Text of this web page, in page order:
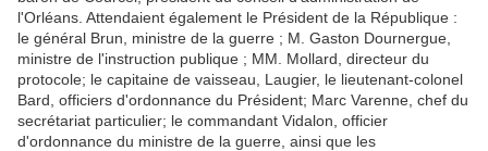
l'Orléans. Attendaient également le Président de la République :
le général Brun, ministre de la guerre ; M. Gaston Dournergue,
ministre de l'instruction publique ; MM. Mollard, directeur du
protocole; le capitaine de vaisseau, Laugier, le lieutenant-colonel
Bard, officiers d'ordonnance du Président; Marc Varenne, chef du
secrétariat particulier; le commandant Vidalon, officier
d'ordonnance du ministre de la guerre, ainsi que les